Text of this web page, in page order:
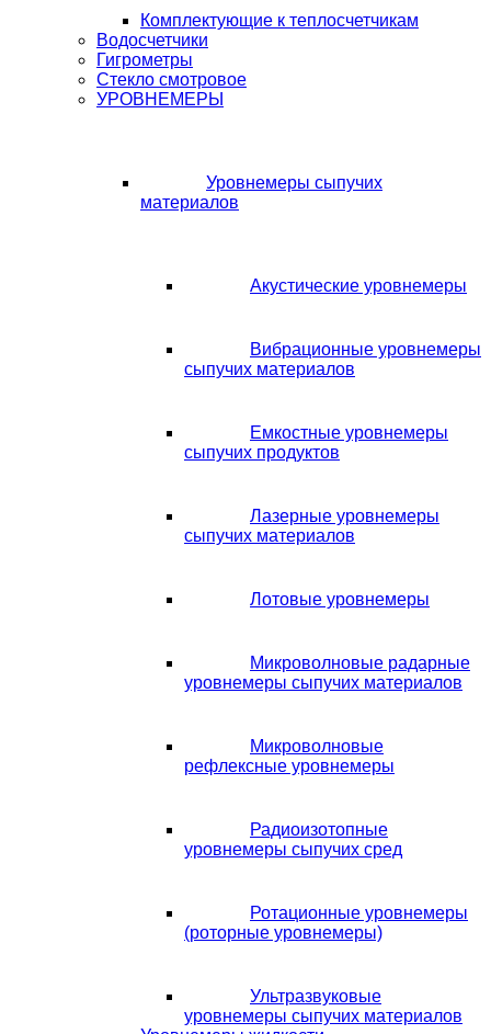
Комплектующие к теплосчетчикам
Водосчетчики
Гигрометры
Стекло смотровое
УРОВНЕМЕРЫ
Уровнемеры сыпучих
материалов
Акустические уровнемеры
Вибрационные уровнемеры
сыпучих материалов
Емкостные уровнемеры
сыпучих продуктов
Лазерные уровнемеры
сыпучих материалов
Лотовые уровнемеры
Микроволновые радарные
уровнемеры сыпучих материалов
Микроволновые
рефлексные уровнемеры
Радиоизотопные
уровнемеры сыпучих сред
Ротационные уровнемеры
(роторные уровнемеры)
Ультразвуковые
уровнемеры сыпучих материалов